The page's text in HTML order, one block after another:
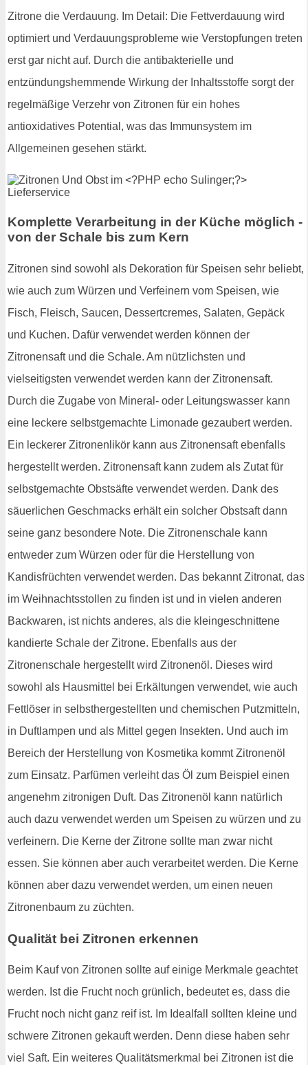
Zitrone die Verdauung. Im Detail: Die Fettverdauung wird
optimiert und Verdauungsprobleme wie Verstopfungen treten
erst gar nicht auf. Durch die antibakterielle und
entzündungshemmende Wirkung der Inhaltsstoffe sorgt der
regelmäßige Verzehr von Zitronen für ein hohes
antioxidatives Potential, was das Immunsystem im
Allgemeinen gesehen stärkt.
Komplette Verarbeitung in der Küche möglich -
von der Schale bis zum Kern
Zitronen sind sowohl als Dekoration für Speisen sehr beliebt,
wie auch zum Würzen und Verfeinern vom Speisen, wie
Fisch, Fleisch, Saucen, Dessertcremes, Salaten, Gepäck
und Kuchen. Dafür verwendet werden können der
Zitronensaft und die Schale. Am nützlichsten und
vielseitigsten verwendet werden kann der Zitronensaft.
Durch die Zugabe von Mineral- oder Leitungswasser kann
eine leckere selbstgemachte Limonade gezaubert werden.
Ein leckerer Zitronenlikör kann aus Zitronensaft ebenfalls
hergestellt werden. Zitronensaft kann zudem als Zutat für
selbstgemachte Obstsäfte verwendet werden. Dank des
säuerlichen Geschmacks erhält ein solcher Obstsaft dann
seine ganz besondere Note. Die Zitronenschale kann
entweder zum Würzen oder für die Herstellung von
Kandisfrüchten verwendet werden. Das bekannt Zitronat, das
im Weihnachtsstollen zu finden ist und in vielen anderen
Backwaren, ist nichts anderes, als die kleingeschnittene
kandierte Schale der Zitrone. Ebenfalls aus der
Zitronenschale hergestellt wird Zitronenöl. Dieses wird
sowohl als Hausmittel bei Erkältungen verwendet, wie auch
Fettlöser in selbsthergestellten und chemischen Putzmitteln,
in Duftlampen und als Mittel gegen Insekten. Und auch im
Bereich der Herstellung von Kosmetika kommt Zitronenöl
zum Einsatz. Parfümen verleiht das Öl zum Beispiel einen
angenehm zitronigen Duft. Das Zitronenöl kann natürlich
auch dazu verwendet werden um Speisen zu würzen und zu
verfeinern. Die Kerne der Zitrone sollte man zwar nicht
essen. Sie können aber auch verarbeitet werden. Die Kerne
können aber dazu verwendet werden, um einen neuen
Zitronenbaum zu züchten.
Qualität bei Zitronen erkennen
Beim Kauf von Zitronen sollte auf einige Merkmale geachtet
werden. Ist die Frucht noch grünlich, bedeutet es, dass die
Frucht noch nicht ganz reif ist. Im Idealfall sollten kleine und
schwere Zitronen gekauft werden. Denn diese haben sehr
viel Saft. Ein weiteres Qualitätsmerkmal bei Zitronen ist die